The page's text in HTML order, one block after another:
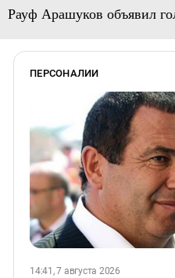
Рауф Арашуков объявил
ПЕРСОНАЛИИ
14:41, 7 августа 2026